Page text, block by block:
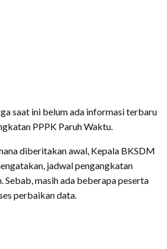
saat ini belum ada informasi terbaru
PPPK Paruh Waktu.
diberitakan awal, Kepala BKSDM
jadwal pengangkatan
Sebab, masih ada beberapa peserta
perbaikan data.